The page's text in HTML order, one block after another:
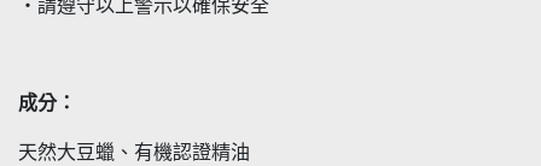
・請遵守以上警示以確保安全
成分：
天然大豆蠟、有機認證精油